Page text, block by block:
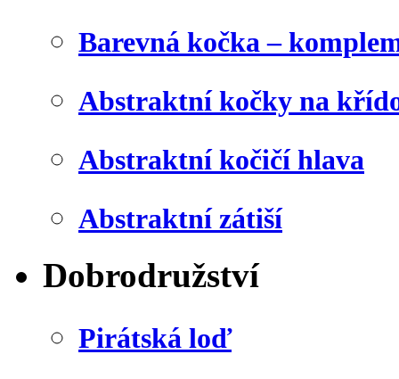
Barevná kočka –
Abstraktní kočky na
Abstraktní kočičí hlava
Abstraktní zátiší
Dobrodružství
Pirátská loď